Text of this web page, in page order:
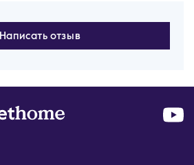
Написать отзыв